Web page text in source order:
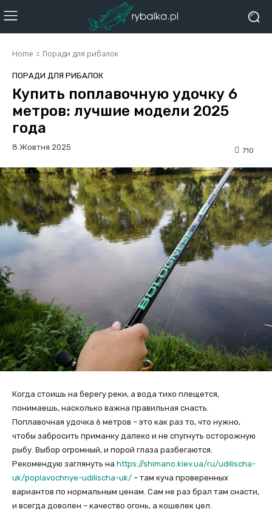
Home Поради для рибалок
ПОРАДИ ДЛЯ РИБАЛОК
Купить поплавочную удочку 6
метров: лучшие модели 2025
года
8 Жовтня 2025 710
Когда стоишь на берегу реки, а вода тихо плещется,
понимаешь, насколько важна правильная снасть.
Поплавочная удочка 6 метров – это как раз то, что нужно,
чтобы забросить приманку далеко и не спугнуть осторожную
рыбу. Выбор огромный, и порой глаза разбегаются.
Рекомендую заглянуть на https://shimano.kiev.ua/ru/udilischa-
uk/poplavochnye-udilischa-uk/ – там куча проверенных
вариантов по нормальным ценам. Сам не раз брал там снасти,
и всегда доволен – качество огонь, а кошелек цел.